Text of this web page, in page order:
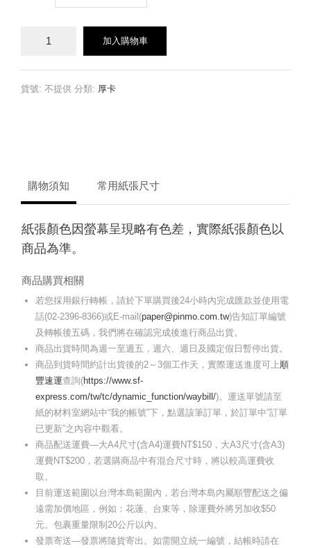
數
加入購物車
貨號: 不提供 分類: 厚卡
購物須知 常用紙張尺寸
紙張顏色因螢幕呈現略有色差，實際紙張顏色以
商品為準。
商品購買相關
若您採用銀行轉帳，請於下單購買後24小時內完成匯款並使用電
話(02-2396-8366)或E-mail(paper@pinmo.com.tw)告知訂單編號
及轉帳後五碼，我們將在確認完成後進行商品出貨。
商品出貨時間為週一至週五，週六、週日及國定假日暫停出貨。
商品到貨時間約計出貨後的2～3個工作天，實際運送進度可上順
豐速運查詢(https://www.sf-
express.com/tw/tc/dynamic_function/waybill/)。運送單號請至
紙的材料室網站中“我的帳號”下，點選該筆訂單，於訂單中”訂單
已更新”之內容中觀看。
商品配送運費—大A4尺寸(含A4)運費NT$150，大A3尺寸(含A3)
運費NT$200，若選購商品中有混合尺寸時，將以較高運費收
取。
目前運送範圍以台灣本島範圍內，若台灣本島內屬順豐配送之偏
遠需加價地區，例如：花蓮、台東等，除運費外將另加收$50
元。包裹重量限制20公斤以內。
發票寄送—發票將隨貨寄出。如需開立統一編號，結帳時請在